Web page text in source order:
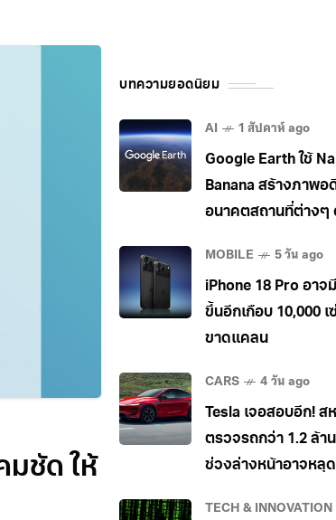
มชัด ให้
บทความยอดนิยม
AI 1 สัปดาห์ ago
Google Earth ใช้
Banana สร้างภาพอ
อนาคตสถานที่ต่างๆ
MOBILE 5 วัน ago
iPhone 18 Pro อาจ
ขึ้นอีกเกือบ 10,000
ขาดแคลน
CARS 4 วัน ago
Tesla เจอสอบอีก! ส
ตรวจรถกว่า 1.2 ล้า
ช่วงล่างหน้าอาจหลุ
TECH & INNOVATION